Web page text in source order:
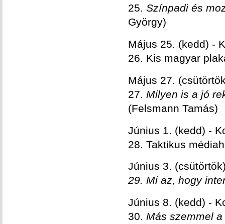
25. Színpadi és
György)
Május 25. (kedd) -
26. Kis magyar
Május 27.
27. Milyen is a jó
(Felsmann Tamás)
Június 1. (kedd) -
28. Taktikus
Június 3.
29. Mi az, hogy
Június 8. (kedd) -
30. Más szemmel